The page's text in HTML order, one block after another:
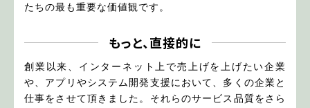
たちの最も重要な価値観です。
もっと、直接的に
創業以来、インターネット上で売上げを上げたい企業
や、アプリやシステム開発支援において、多くの企業と
仕事をさせて頂きました。それらのサービス品質をさら